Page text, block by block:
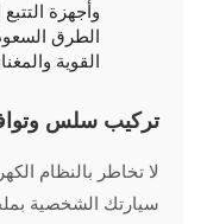
وأجهزة
الطرق
القوية
تركيب سلس
لا تخاطر بالنظام
سيارتك الشخصية